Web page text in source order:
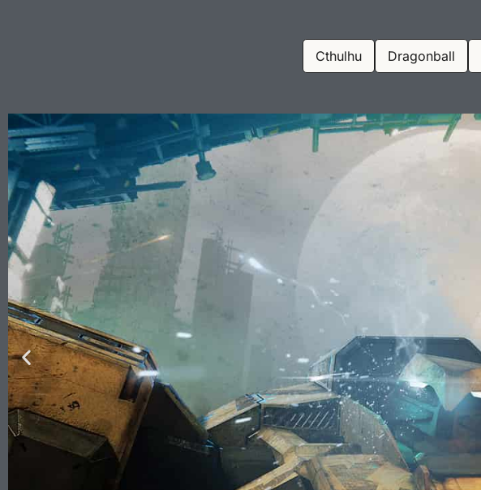
Cthulhu Dragonball